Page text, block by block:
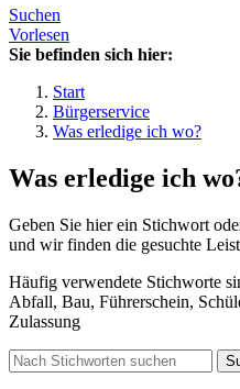
Suchen
Vorlesen
Sie befinden sich hier:
Start
Bürgerservice
Was erledige ich wo?
Was erledige ich
Geben Sie hier ein Stichwort
und wir finden die gesuchte
Häufig verwendete Stichworte
Abfall, Bau, Führerschein,
Zulassung